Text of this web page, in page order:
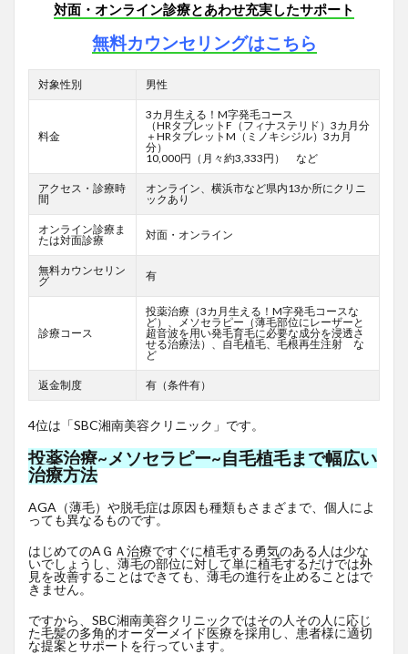
対面・オンライン診療とあわせ充実したサポート
無料カウンセリングはこちら
対象性別 男性
料金
3カ月生える！M字発毛コース
（HRタブレットF （フィナステリド）3カ月分
＋HRタブレットM（ミノキシジル）3カ月
分）
10,000円（月々約3,333円） など
アクセス・診療時
間
オンライン、横浜市など県内13か所にクリニ
ックあり
オンライン診療ま
たは対面診療
対面・オンライン
無料カウンセリン
グ
有
診療コース
投薬治療（3カ月生える！M字発毛コースな
ど）、メソセラピー（薄毛部位にレーザーと
超音波を用い発毛育毛に必要な成分を浸透さ
せる治療法）、自毛植毛、毛根再生注射 な
ど
返金制度 有（条件有）
4位は「SBC湘南美容クリニック」です。
投薬治療~メソセラピー~自毛植毛まで幅広い
治療方法
AGA（薄毛）や脱毛症は原因も種類もさまざまで、個人によ
っても異なるものです。
はじめてのAＧＡ治療ですぐに植毛する勇気のある人は少な
いでしょうし、薄毛の部位に対して単に植毛するだけでは外
見を改善することはできても、薄毛の進行を止めることはで
きません。
ですから、SBC湘南美容クリニックではその人その人に応じ
た毛髪の多角的オーダーメイド医療を採用し、患者様に適切
な提案とサポートを行っています。